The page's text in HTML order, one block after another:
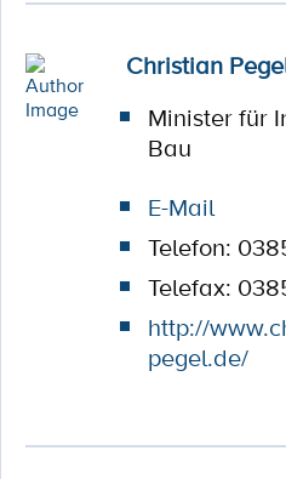
Christian
Minister für
Bau
E-Mail
Telefon:
Telefax:
http://
pegel.de/